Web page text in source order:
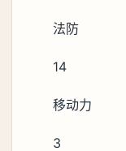
法防
14
移动力
3